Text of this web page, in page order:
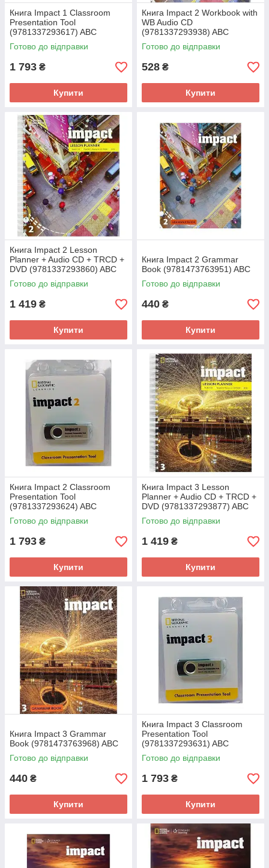
Книга Impact 1 Classroom
Presentation Tool
(9781337293617) ABC
Готово до відправки
1 793 ₴
Купити
Книга Impact 2 Workbook with
WB Audio CD
(9781337293938) ABC
Готово до відправки
528 ₴
Купити
Книга Impact 2 Lesson
Planner + Audio CD + TRCD +
DVD (9781337293860) ABC
Готово до відправки
1 419 ₴
Купити
Книга Impact 2 Grammar
Book (9781473763951) ABC
Готово до відправки
440 ₴
Купити
Книга Impact 2 Classroom
Presentation Tool
(9781337293624) ABC
Готово до відправки
1 793 ₴
Купити
Книга Impact 3 Lesson
Planner + Audio CD + TRCD +
DVD (9781337293877) ABC
Готово до відправки
1 419 ₴
Купити
Книга Impact 3 Grammar
Book (9781473763968) ABC
Готово до відправки
440 ₴
Купити
Книга Impact 3 Classroom
Presentation Tool
(9781337293631) ABC
Готово до відправки
1 793 ₴
Купити